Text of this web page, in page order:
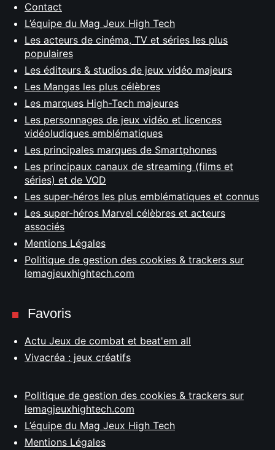
Contact
L’équipe du Mag Jeux High Tech
Les acteurs de cinéma, TV et séries les plus
populaires
Les éditeurs & studios de jeux vidéo majeurs
Les Mangas les plus célèbres
Les marques High-Tech majeures
Les personnages de jeux vidéo et licences
vidéoludiques emblématiques
Les principales marques de Smartphones
Les principaux canaux de streaming (films et
séries) et de VOD
Les super-héros les plus emblématiques et connus
Les super-héros Marvel célèbres et acteurs
associés
Mentions Légales
Politique de gestion des cookies & trackers sur
lemagjeuxhightech.com
Favoris
Actu Jeux de combat et beat'em all
Vivacréa : jeux créatifs
Politique de gestion des cookies & trackers sur
lemagjeuxhightech.com
L’équipe du Mag Jeux High Tech
Mentions Légales